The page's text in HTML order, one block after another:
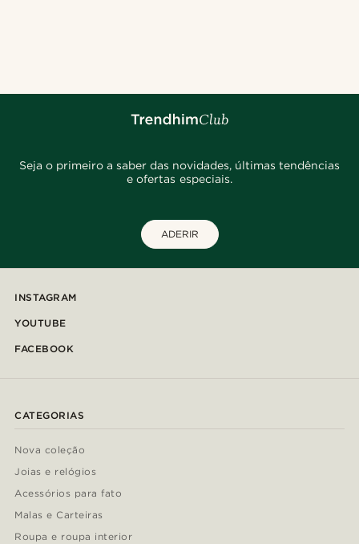
Seja o primeiro a saber das novidades, últimas tendências
e ofertas especiais.
ADERIR
INSTAGRAM
YOUTUBE
FACEBOOK
CATEGORIAS
Nova coleção
Joias e relógios
Acessórios para fato
Malas e Carteiras
Roupa e roupa interior